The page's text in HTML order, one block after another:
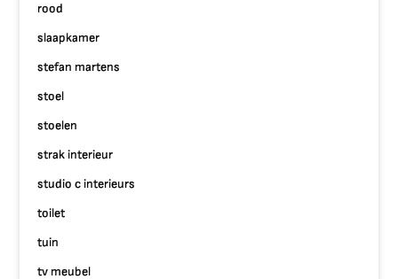
rood
slaapkamer
stefan martens
stoel
stoelen
strak interieur
studio c interieurs
toilet
tuin
tv meubel